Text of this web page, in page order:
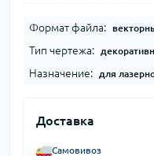
Формат файла:
Тип чертежа:
Назначение: для
Доставка
Самовивоз